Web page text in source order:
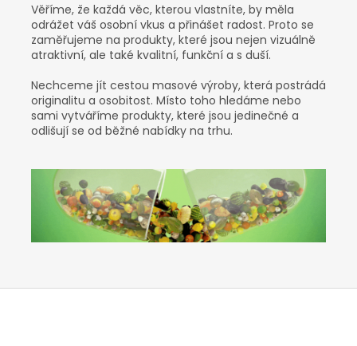
Věříme, že každá věc, kterou vlastníte, by měla
odrážet váš osobní vkus a přinášet radost. Proto se
zaměřujeme na produkty, které jsou nejen vizuálně
atraktivní, ale také kvalitní, funkční a s duší.
Nechceme jít cestou masové výroby, která postrádá
originalitu a osobitost. Místo toho hledáme nebo
sami vytváříme produkty, které jsou jedinečné a
odlišují se od běžné nabídky na trhu.